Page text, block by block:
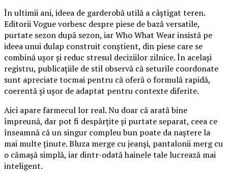
În ultimii ani, ideea de garderobă utilă a câștigat teren.
Editorii Vogue vorbesc despre piese de bază versatile,
purtate sezon după sezon, iar Who What Wear insistă pe
ideea unui dulap construit conștient, din piese care se
combină ușor și reduc stresul deciziilor zilnice. În același
registru, publicațiile de stil observă că seturile coordonate
sunt apreciate tocmai pentru că oferă o formulă rapidă,
coerentă și ușor de adaptat pentru contexte diferite.
Aici apare farmecul lor real. Nu doar că arată bine
împreună, dar pot fi despărțite și purtate separat, ceea ce
înseamnă că un singur compleu bun poate da naștere la
mai multe ținute. Bluza merge cu jeanși, pantalonii merg cu
o cămașă simplă, iar dintr-odată hainele tale lucrează mai
inteligent.